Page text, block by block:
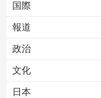
国際
報道
政治
文化
日本